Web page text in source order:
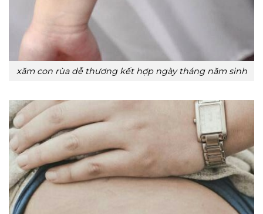
xăm con rùa dễ thương kết hợp ngày tháng năm sinh